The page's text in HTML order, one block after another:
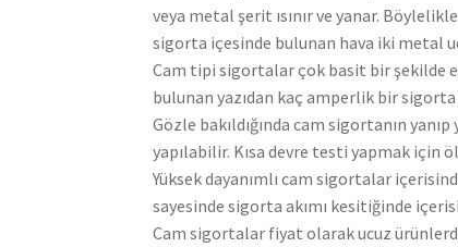
veya metal şerit ısınır ve yanar.
sigorta içesinde bulunan hava iki metal
Cam tipi sigortalar çok basit bir şekilde
bulunan yazıdan kaç amperlik bir
Gözle bakıldığında cam sigortanın
yapılabilir. Kısa devre testi yapmak
Yüksek dayanımlı cam sigortalar
sayesinde sigorta akımı kesitiğinde
Cam sigortalar fiyat olarak ucuz